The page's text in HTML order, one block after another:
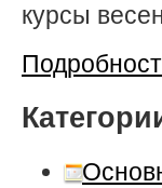
курсы